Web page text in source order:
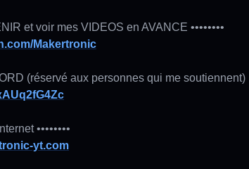
Makertronic
••••••••
yt.com